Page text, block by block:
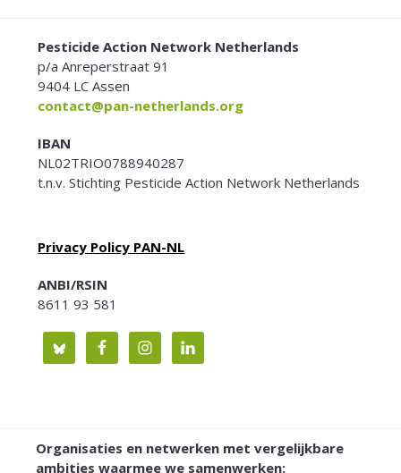
FOOTERPesticide Action Network Netherlands
p/a Anreperstraat 91
9404 LC Assen
contact@pan-netherlands.org
IBAN
NL02TRIO0788940287
t.n.v. Stichting Pesticide Action Network Netherlands
Privacy Policy PAN-NL
ANBI/RSIN
8611 93 581
Organisaties en netwerken met vergelijkbare
ambities waarmee we samenwerken: